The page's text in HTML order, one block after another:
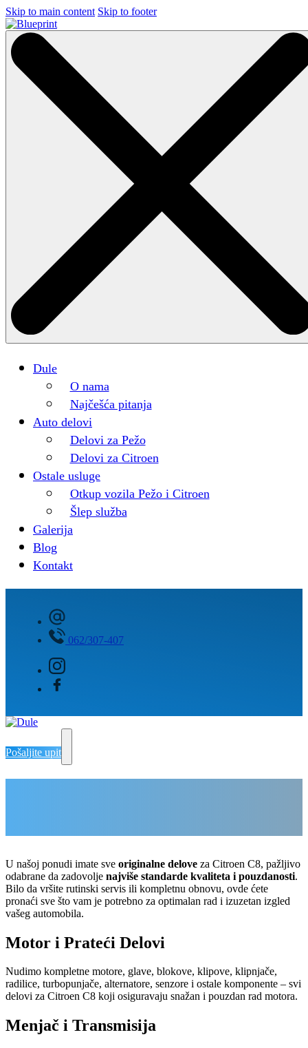
Skip to main content Skip to footer
Dule
O nama
Najčešća pitanja
Auto delovi
Delovi za Pežo
Delovi za Citroen
Ostale usluge
Otkup vozila Pežo i Citroen
Šlep služba
Galerija
Blog
Kontakt
062/307-407
Pošaljite upit
U našoj ponudi imate sve originalne delove za Citroen C8, pažljivo
odabrane da zadovolje najviše standarde kvaliteta i pouzdanosti.
Bilo da vršite rutinski servis ili kompletnu obnovu, ovde ćete
pronaći sve što vam je potrebno za optimalan rad i izuzetan izgled
vašeg automobila.
Motor i Prateći Delovi
Nudimo kompletne motore, glave, blokove, klipove, klipnjače,
radilice, turbopunjače, alternatore, senzore i ostale komponente – svi
delovi za Citroen C8 koji osiguravaju snažan i pouzdan rad motora.
Menjač i Transmisija